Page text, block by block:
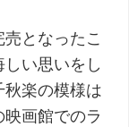
となったこ
い思いをし
楽の模様は
画館でのラ